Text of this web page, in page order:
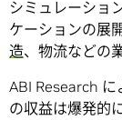
シミュレーショ
ケーションの展
造、物流などの
ABI Research に
の収益は爆発的